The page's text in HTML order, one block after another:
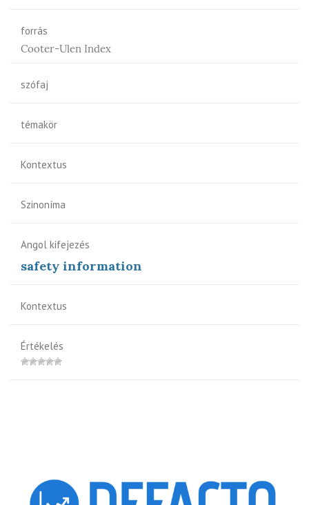
forrás
Cooter-Ulen Index
szófaj
témakör
Kontextus
Szinoníma
Angol kifejezés
safety information
Kontextus
Értékelés